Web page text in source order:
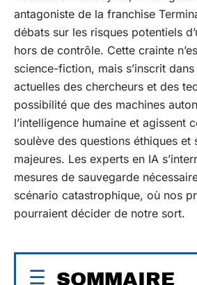
antagoniste de la franchise
débats sur les risques potentiels
hors de contrôle. Cette crainte
science-fiction, mais s’inscrit
actuelles des chercheurs et des
possibilité que des machines
l’intelligence humaine et agissent
soulève des questions éthiques et
majeures. Les experts en IA
mesures de sauvegarde
scénario catastrophique, où nos
pourraient décider de notre sort.
SOMMAIRE